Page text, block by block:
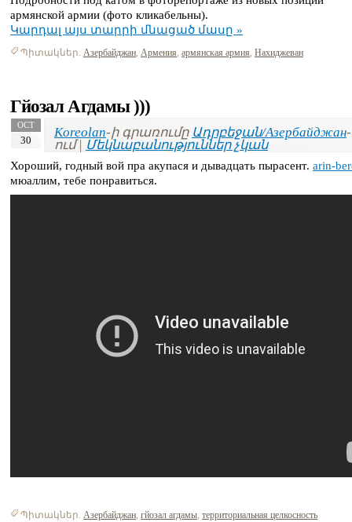
армянской армии (фото кликабельны).
Կարդալ այս տարրի մնացած մասը »
Պիտակներ. Азербайджан Армения армянская армия Нахиджеван
Гйозал Агдамы )))
OCT
30
Koreolan-ի գրառումը Ադրբեջան/Азербайджан-
ում | Մեկնաբանություններ չկան
Хороший, годный вой пра акупася и дывадцать пырасент. arin-
мюаллим, тебе понравиться.
Պիտակներ. Азербайджан, гйозал агдамы, территориальная целкосность